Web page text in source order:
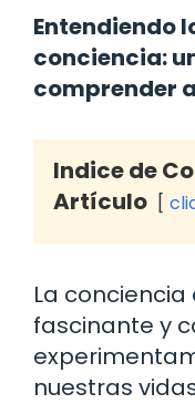
Entendiendo
conciencia:
comprender
Indice de
Artículo
La
fascinante y
nuestras